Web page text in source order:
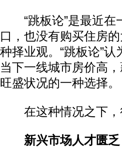
“跳板论”是最近在
口，也没有购买住房
种择业观。“跳板论”
当下一线城市房价高
旺盛状况的一种选择。
在这种情况之下，
新兴市场人才匮乏